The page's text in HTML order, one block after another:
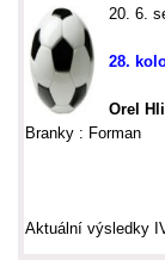
20. 6.
28.
Orel
Branky : Forman
Aktuální výsledky